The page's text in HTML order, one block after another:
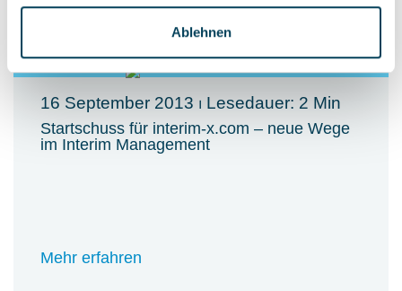
Ablehnen
16 September 2013 ⏐ Lesedauer: 2 Min
Startschuss für interim-x.com – neue Wege
im Interim Management
Mehr erfahren